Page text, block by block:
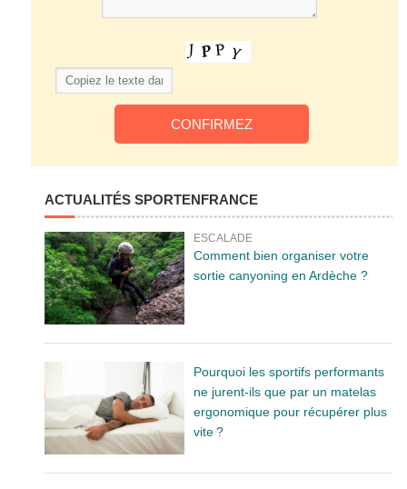
ACTUALITÉS SPORTENFRANCE
ESCALADE
Comment bien organiser votre
sortie canyoning en Ardèche ?
Pourquoi les sportifs performants
ne jurent-ils que par un matelas
ergonomique pour récupérer plus
vite ?